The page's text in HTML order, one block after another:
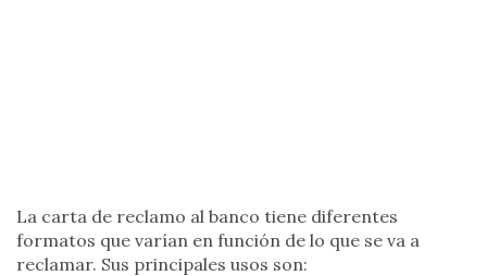
La carta de reclamo al banco tiene diferentes
formatos que varían en función de lo que se va a
reclamar. Sus principales usos son: